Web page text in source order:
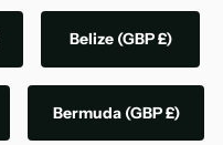
Belize (GBP £)
Bermuda (GBP £)